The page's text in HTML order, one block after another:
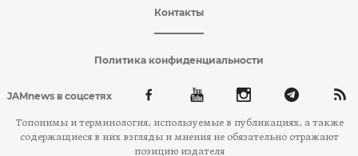
Контакты
Политика конфиденциальности
JAMnews в соцсетях
Топонимы и терминология, используемые в публикациях, а также
содержащиеся в них взгляды и мнения не обязательно отражают
позицию издателя